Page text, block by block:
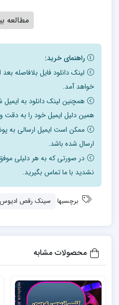
مطالعه
راهنمای خرید:
لینک دانلود فایل بلافاصله
خواهد آمد.
همچنین لینک دانلود به
همین دلیل ایمیل خود را به دقت
ارسال شده باشد.
در صورتی که به هر دلیلی
نشدید با ما تماس بگیرید.
برچسبها سینک رقص ادیوس
محصولات مشابه